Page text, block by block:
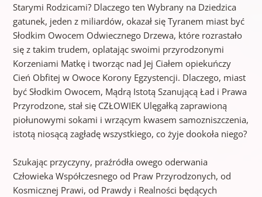
Starymi Rodzicami? Dlaczego ten Wybrany na Dziedzica
gatunek, jeden z miliardów, okazał się Tyranem miast być
Słodkim Owocem Odwiecznego Drzewa, które rozrastało
się z takim trudem, oplatając swoimi przyrodzonymi
Korzeniami Matkę i tworząc nad Jej Ciałem opiekuńczy
Cień Obfitej w Owoce Korony Egzystencji. Dlaczego, miast
być Słodkim Owocem, Mądrą Istotą Szanującą Ład i Prawa
Przyrodzone, stał się CZŁOWIEK Ulęgałką zaprawioną
piołunowymi sokami i wrzącym kwasem samozniszczenia,
istotą niosącą zagładę wszystkiego, co żyje dookoła niego?
Szukając przyczyny, praźródła owego oderwania
Człowieka Współczesnego od Praw Przyrodzonych, od
Kosmicznej Prawi, od Prawdy i Realności będących